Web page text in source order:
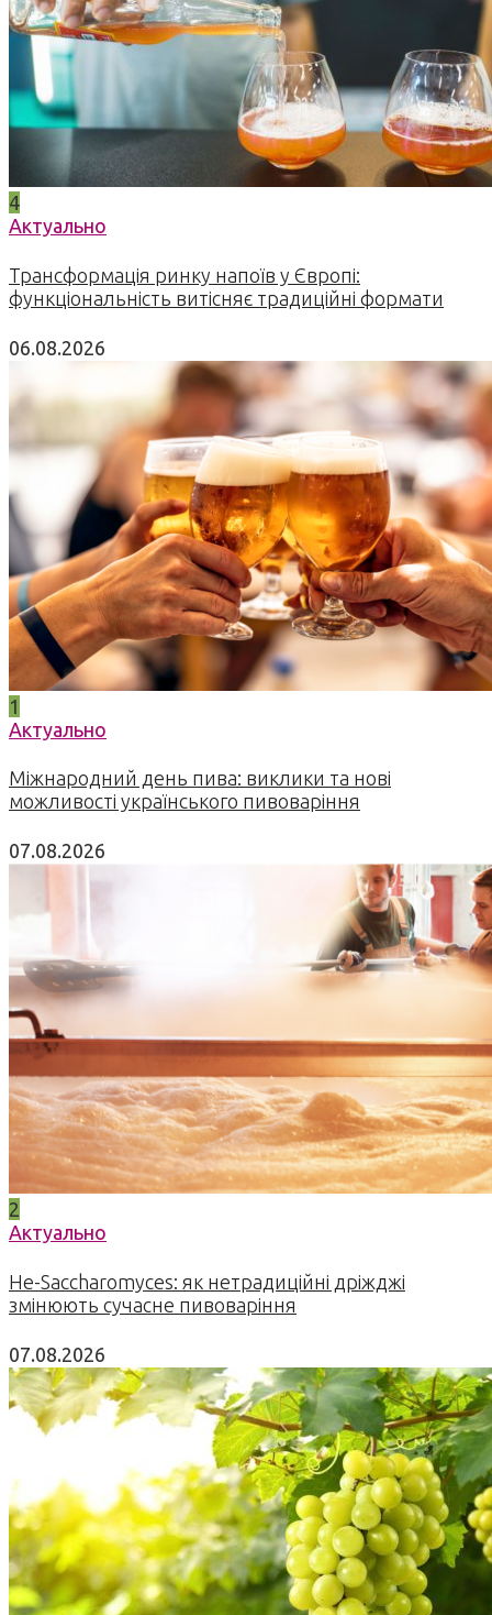
4
Актуально
Трансформація ринку напоїв у Європі:
функціональність витісняє традиційні формати
06.08.2026
1
Актуально
Міжнародний день пива: виклики та нові
можливості українського пивоваріння
07.08.2026
2
Актуально
Не-Saccharomyces: як нетрадиційні дріжджі
змінюють сучасне пивоваріння
07.08.2026